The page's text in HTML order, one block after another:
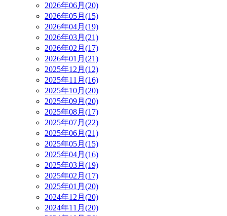
2026年06月(20)
2026年05月(15)
2026年04月(19)
2026年03月(21)
2026年02月(17)
2026年01月(21)
2025年12月(12)
2025年11月(16)
2025年10月(20)
2025年09月(20)
2025年08月(17)
2025年07月(22)
2025年06月(21)
2025年05月(15)
2025年04月(16)
2025年03月(19)
2025年02月(17)
2025年01月(20)
2024年12月(20)
2024年11月(20)